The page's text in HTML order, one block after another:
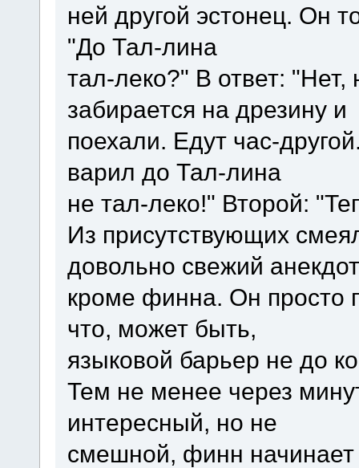
ней другой эстонец. Он
"До Тал-лина
тал-леко?" В ответ:
забирается на дрезину и
поехали. Едут час-
варил до Тал-лина
не тал-леко!" Второй:
Из присутствующих
довольно свежий
кроме финна. Он просто
что, может быть,
языковой барьер не до
Тем не менее через
интересный, но не
смешной, финн